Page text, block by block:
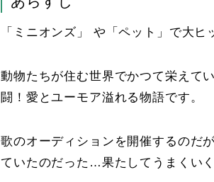
「ミニオンズ」 や「ペット」で大
動物たちが住む世界でかつて栄えて
闘！愛とユーモア溢れる物語です。
歌のオーディションを開催するのだ
ていたのだった…果たしてうまくいく